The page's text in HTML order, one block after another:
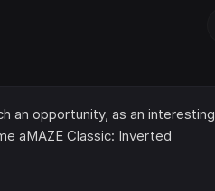
an opportunity, as an interesting
aMAZE Classic: Inverted